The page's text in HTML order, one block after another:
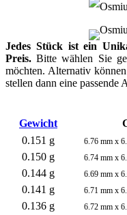
Jedes Stück ist ein
Preis. Bitte wählen Sie
möchten. Alternativ
stellen dann eine passende
Gewicht
0.151 g
6.76 mm x
0.150 g
6.74 mm x
0.144 g
6.69 mm x
0.141 g
6.71 mm x
0.136 g
6.72 mm x